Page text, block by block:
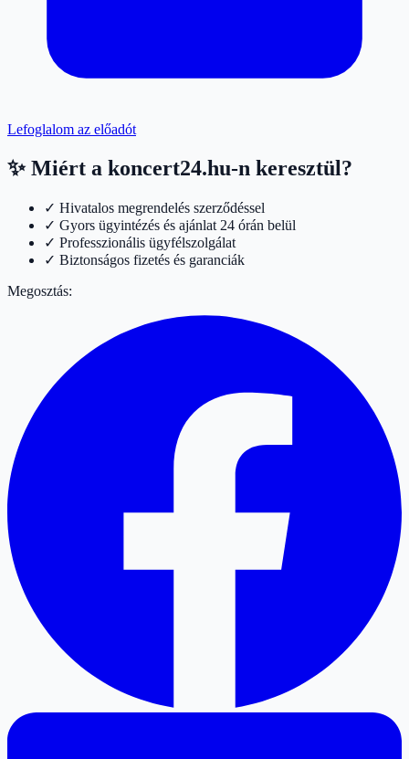
Lefoglalom az előadót
✨ Miért a koncert24.hu-n keresztül?
✓ Hivatalos megrendelés szerződéssel
✓ Gyors ügyintézés és ajánlat 24 órán belül
✓ Professzionális ügyfélszolgálat
✓ Biztonságos fizetés és garanciák
Megosztás: